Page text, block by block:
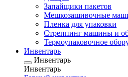
Запайщики пакетов
Мешкозашивочные
Пленка для упаковки
Стреппинг машины и
Термоупаковочное
Инвентарь
Инвентарь
Инвентарь